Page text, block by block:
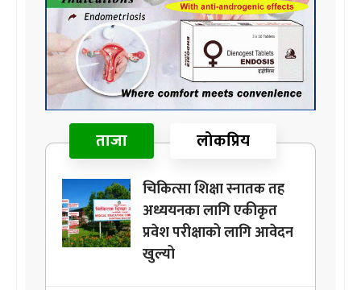
ताजा लोकप्रिय
चिकित्सा शिक्षा स्नातक तह
अध्ययनका लागि एकीकृत
प्रवेश परीक्षाको लागि आवेदन
खुल्यो